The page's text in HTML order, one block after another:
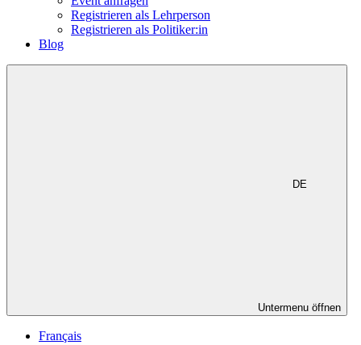
Registrieren als Lehrperson
Registrieren als Politiker:in
Blog
DE
Untermenu öffnen
Français